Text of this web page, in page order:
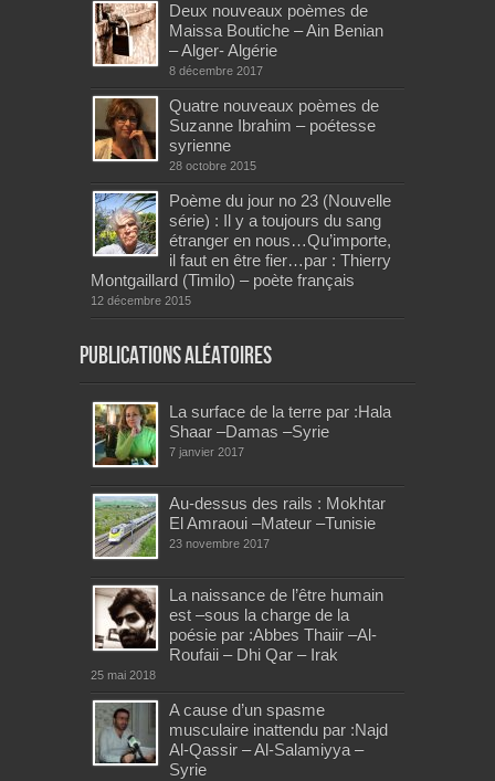
Deux nouveaux poèmes de
Maissa Boutiche – Ain Benian
– Alger- Algérie
8 décembre 2017
Quatre nouveaux poèmes de
Suzanne Ibrahim – poétesse
syrienne
28 octobre 2015
Poème du jour no 23 (Nouvelle
série) : Il y a toujours du sang
étranger en nous…Qu’importe,
il faut en être fier…par : Thierry
Montgaillard (Timilo) – poète français
12 décembre 2015
Publications aléatoires
La surface de la terre par :Hala
Shaar –Damas –Syrie
7 janvier 2017
Au-dessus des rails : Mokhtar
El Amraoui –Mateur –Tunisie
23 novembre 2017
La naissance de l’être humain
est –sous la charge de la
poésie par :Abbes Thaiir –Al-
Roufaii – Dhi Qar – Irak
25 mai 2018
A cause d’un spasme
musculaire inattendu par :Najd
Al-Qassir – Al-Salamiyya –
Syrie